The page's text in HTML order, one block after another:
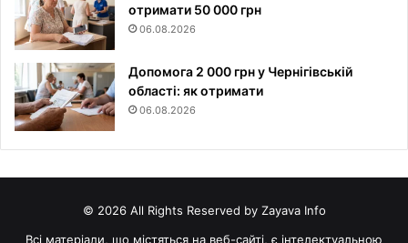
отримати 50 000 грн
06.08.2026
Допомога 2 000 грн у Чернігівській
області: як отримати
06.08.2026
© 2026 All Rights Reserved by Zayava Info
Всі матеріали, що містяться на веб-сайті, є інтелектуальною